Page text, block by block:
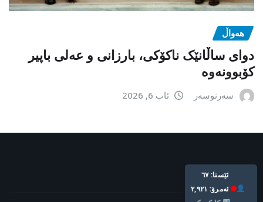
هەواڵ
دوای ساڵانێک ناکۆکی، بارزانی و عەلی باپیر
کۆبوونەوە
سەرنوسەر ئاب 6, 2026
Live: 67
Today: 2,921